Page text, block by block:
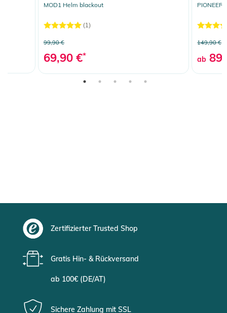
MOD1 Helm blackout
(1)
99,90 €
69,90 €*
PIONEER
149,90 €
ab
Zertifizierter Trusted Shop
Gratis Hin- & Rückversand
ab 100€ (DE/AT)
Sichere Zahlung mit SSL